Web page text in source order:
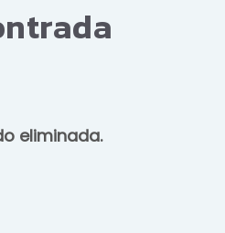
eliminada.